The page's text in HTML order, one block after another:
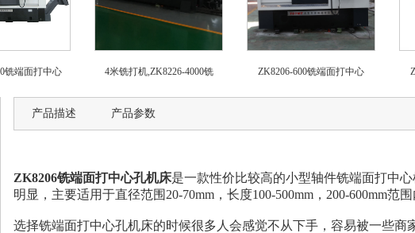
铣端面打中心 4米铣打机,ZK8226-4000铣 ZK8206-600铣端面打中心
产品描述 产品参数
ZK8206铣端面打中心孔机床是一款性价比较高的小型轴件铣端面打中
明显，主要适用于直径范围20-70mm，长度100-500mm，200-600mm范
选择铣端面打中心孔机床的时候很多人会感觉不从下手，容易被一些商